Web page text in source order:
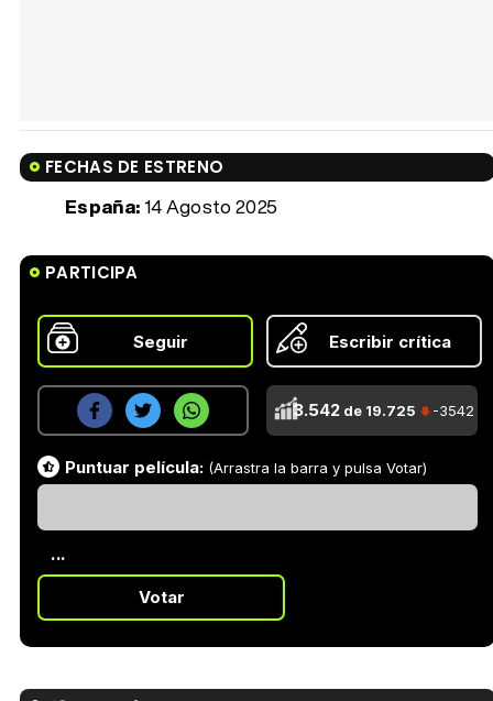
FECHAS DE ESTRENO
España: 14 Agosto 2025
PARTICIPA
Seguir Escribir crítica
3.542de 19.725 -3542
Puntuar película: (Arrastra la barra y pulsa Votar)
...
Votar